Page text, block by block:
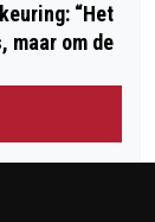
“Het
maar om de